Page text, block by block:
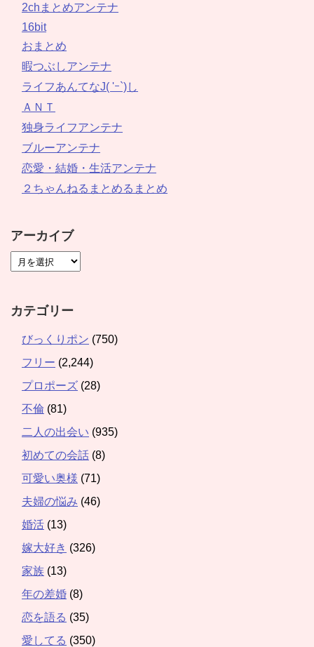
2chまとめアンテナ
16bit
おまとめ
暇つぶしアンテナ
ライフあんてなJ( 'ｰ`)し
ＡＮＴ
独身ライフアンテナ
ブルーアンテナ
恋愛・結婚・生活アンテナ
２ちゃんねるまとめるまとめ
アーカイブ
カテゴリー
びっくりポン (750)
フリー (2,244)
プロポーズ (28)
不倫 (81)
二人の出会い (935)
初めての会話 (8)
可愛い奥様 (71)
夫婦の悩み (46)
婚活 (13)
嫁大好き (326)
家族 (13)
年の差婚 (8)
恋を語る (35)
愛してる (350)